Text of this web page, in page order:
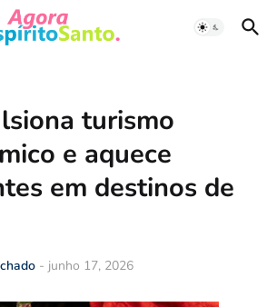
turismo
e aquece
em destinos de
- junho 17, 2026